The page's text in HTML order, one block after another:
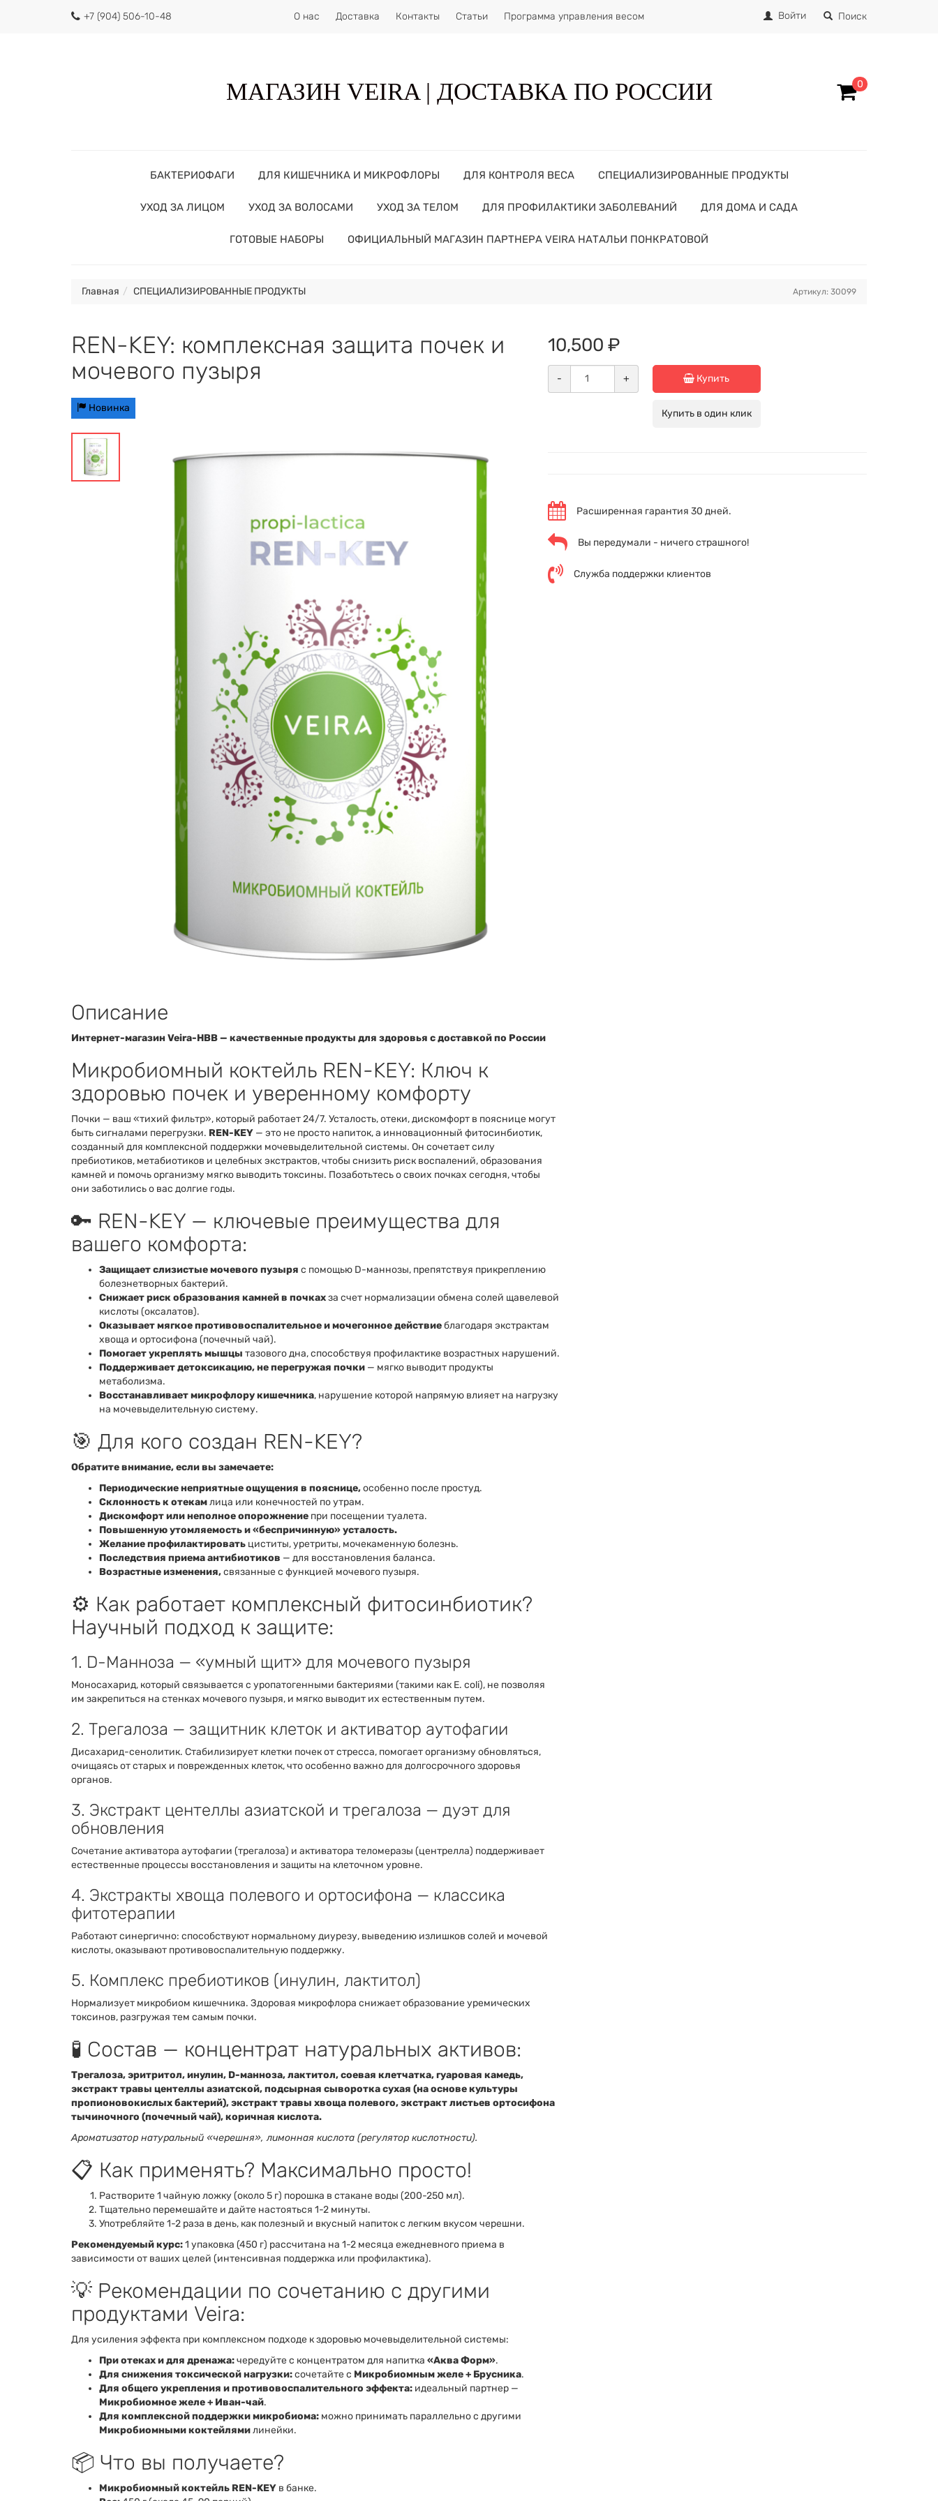
+7 (904) 506-10-48 О нас Доставка Контакты Статьи Программа управления весом Войти Поиск
МАГАЗИН VEIRA | ДОСТАВКА ПО РОССИИ 0
БАКТЕРИОФАГИ ДЛЯ КИШЕЧНИКА И МИКРОФЛОРЫ ДЛЯ КОНТРОЛЯ ВЕСА СПЕЦИАЛИЗИРОВАННЫЕ ПРОДУКТЫ
УХОД ЗА ЛИЦОМ УХОД ЗА ВОЛОСАМИ УХОД ЗА ТЕЛОМ ДЛЯ ПРОФИЛАКТИКИ ЗАБОЛЕВАНИЙ ДЛЯ ДОМА И САДА
ГОТОВЫЕ НАБОРЫ ОФИЦИАЛЬНЫЙ МАГАЗИН ПАРТНЕРА VEIRA НАТАЛЬИ ПОНКРАТОВОЙ
Главная СПЕЦИАЛИЗИРОВАННЫЕ ПРОДУКТЫ Артикул: 30099
REN-KEY: комплексная защита почек и
мочевого пузыря
Новинка
10,500 ₽
- + Купить
Купить в один клик
Расширенная гарантия 30 дней.
Вы передумали - ничего страшного!
Служба поддержки клиентов
Описание
Интернет-магазин Veira-HBB — качественные продукты для здоровья с доставкой по России
Микробиомный коктейль REN-KEY: Ключ к
здоровью почек и уверенному комфорту
Почки — ваш «тихий фильтр», который работает 24/7. Усталость, отеки, дискомфорт в пояснице могут
быть сигналами перегрузки. REN-KEY — это не просто напиток, а инновационный фитосинбиотик,
созданный для комплексной поддержки мочевыделительной системы. Он сочетает силу
пребиотиков, метабиотиков и целебных экстрактов, чтобы снизить риск воспалений, образования
камней и помочь организму мягко выводить токсины. Позаботьтесь о своих почках сегодня, чтобы
они заботились о вас долгие годы.
🔑 REN-KEY — ключевые преимущества для
вашего комфорта:
Защищает слизистые мочевого пузыря с помощью D-маннозы, препятствуя прикреплению
болезнетворных бактерий.
Снижает риск образования камней в почкахза счет нормализации обмена солей щавелевой
кислоты (оксалатов).
Оказывает мягкое противовоспалительное и мочегонное действиеблагодаря экстрактам
хвоща и ортосифона (почечный чай).
Помогает укреплять мышцы тазового дна, способствуя профилактике возрастных нарушений.
Поддерживает детоксикацию, не перегружая почки — мягко выводит продукты
метаболизма.
Восстанавливает микрофлору кишечника, нарушение которой напрямую влияет на нагрузку
на мочевыделительную систему.
🎯 Для кого создан REN-KEY?
Обратите внимание, если вы замечаете:
Периодические неприятные ощущения в пояснице,особенно после простуд.
Склонность к отекамлица или конечностей по утрам.
Дискомфорт или неполное опорожнение при посещении туалета.
Повышенную утомляемость и «беспричинную» усталость.
Желание профилактировать циститы, уретриты, мочекаменную болезнь.
Последствия приема антибиотиков — для восстановления баланса.
Возрастные изменения,связанные с функцией мочевого пузыря.
⚙️ Как работает комплексный фитосинбиотик?
Научный подход к защите:
1. D-Манноза — «умный щит» для мочевого пузыря
Моносахарид, который связывается с уропатогенными бактериями (такими как E. coli), не позволяя
им закрепиться на стенках мочевого пузыря, и мягко выводит их естественным путем.
2. Трегалоза — защитник клеток и активатор аутофагии
Дисахарид-сенолитик. Стабилизирует клетки почек от стресса, помогает организму обновляться,
очищаясь от старых и поврежденных клеток, что особенно важно для долгосрочного здоровья
органов.
3. Экстракт центеллы азиатской и трегалоза — дуэт для
обновления
Сочетание активатора аутофагии (трегалоза) и активатора теломеразы (центрелла) поддерживает
естественные процессы восстановления и защиты на клеточном уровне.
4. Экстракты хвоща полевого и ортосифона — классика
фитотерапии
Работают синергично: способствуют нормальному диурезу, выведению излишков солей и мочевой
кислоты, оказывают противовоспалительную поддержку.
5. Комплекс пребиотиков (инулин, лактитол)
Нормализует микробиом кишечника. Здоровая микрофлора снижает образование уремических
токсинов, разгружая тем самым почки.
🧪 Состав — концентрат натуральных активов:
Трегалоза, эритритол, инулин, D-манноза, лактитол, соевая клетчатка, гуаровая камедь,
экстракт травы центеллы азиатской, подсырная сыворотка сухая (на основе культуры
пропионовокислых бактерий), экстракт травы хвоща полевого, экстракт листьев ортосифона
тычиночного (почечный чай), коричная кислота.
Ароматизатор натуральный «черешня», лимонная кислота (регулятор кислотности).
📋 Как применять? Максимально просто!
Растворите 1 чайную ложку (около 5 г) порошка в стакане воды (200-250 мл).
Тщательно перемешайте и дайте настояться 1-2 минуты.
Употребляйте 1-2 раза в день, как полезный и вкусный напиток с легким вкусом черешни.
Рекомендуемый курс:1 упаковка (450 г) рассчитана на 1-2 месяца ежедневного приема в
зависимости от ваших целей (интенсивная поддержка или профилактика).
💡 Рекомендации по сочетанию с другими
продуктами Veira:
Для усиления эффекта при комплексном подходе к здоровью мочевыделительной системы:
При отеках и для дренажа:чередуйте с концентратом для напитка «Аква Форм».
Для снижения токсической нагрузки:сочетайте с Микробиомным желе + Брусника.
Для общего укрепления и противовоспалительного эффекта: идеальный партнер —
Микробиомное желе + Иван-чай.
Для комплексной поддержки микробиома: можно принимать параллельно с другими
Микробиомными коктейлямилинейки.
📦 Что вы получаете?
Микробиомный коктейль REN-KEY в банке.